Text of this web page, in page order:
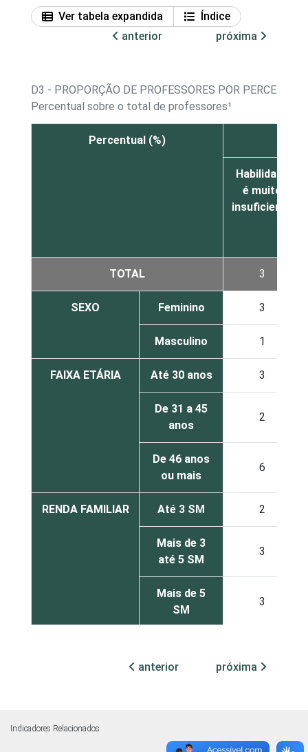
Ver tabela expandida
Índice
anterior
próxima
D3 - PROPORÇÃO DE PROFESSORES POR
Percentual sobre o total de professores¹
Percentual (%)
Habilidade
é muito
insuficiente
TOTAL 3
SEXO Feminino 3
Masculino 1
FAIXA ETÁRIA Até 30 anos 3
De 31 a 45
anos
2
De 46 anos
ou mais
6
RENDA FAMILIAR Até 3 SM 2
Mais de 3
até 5 SM
3
Mais de 5
SM
3
SM
anterior próxima
Indicadores Relacionados